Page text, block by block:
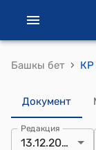
Башкы бет ›
Документ
Редакция
13.12.2023